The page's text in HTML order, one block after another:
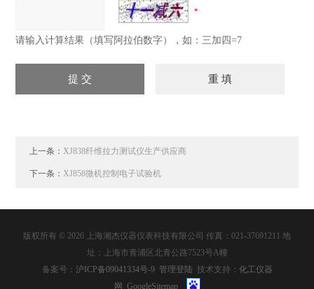
请输入计算结果（填写阿拉伯数字），如：三加四=7
上一条：XJ838纤维拉力测试仪生产供应商
下一条：XJ858微机控制电子试验机
版权所有 © 2026 上海湘杰仪器仪表科技有限公司 传真：021-37691211 地
址：上海市青浦区北青公路7523号A幢
备案号： 沪ICP备09041334号-9 管理登陆 技术支持： 化工仪器
网 GoogleSitemap